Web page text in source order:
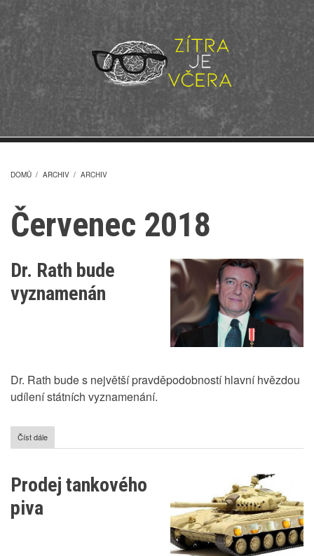
hlavnímu
NAVIGACE
DOMŮ / ARCHIV / ARCHIV
Červenec 2018
Dr. Rath bude
vyznamenán
Dr. Rath bude s největší pravděpodobností hlavní hvězdou
udílení státních vyznamenání.
Číst dále
Dr.
vyznamenán
Prodej tankového
piva